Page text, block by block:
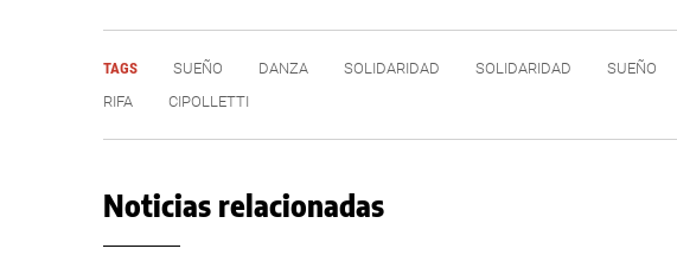
TAGS SUEÑO DANZA SOLIDARIDAD SOLIDARIDAD SUEÑO
RIFA
CIPOLLETTI
Noticias relacionadas